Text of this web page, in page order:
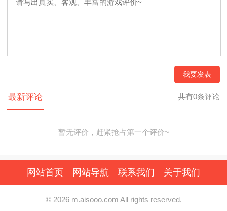
我要发表
最新评论 共有0条评论
暂无评价，赶紧抢占第一个评价~
网站首页 网站导航 联系我们 关于我们
© 2026 m.aisooo.com All rights reserved.